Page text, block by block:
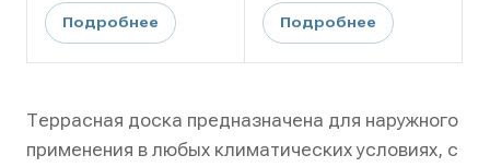
Подробнее Подробнее
Террасная доска предназначена для наружного
применения в любых климатических условиях, с